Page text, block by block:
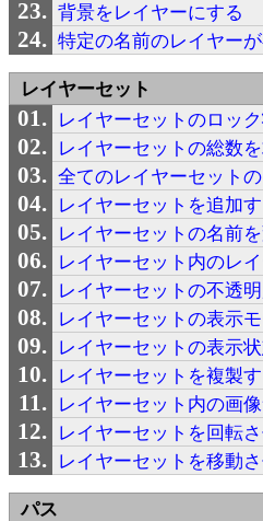
背景をレイヤーにする
特定の名前のレイヤー
レイヤーセット
レイヤーセットのロッ
レイヤーセットの総数
全てのレイヤーセット
レイヤーセットを追加
レイヤーセットの名前
レイヤーセット内のレ
レイヤーセットの不透
レイヤーセットの表示
レイヤーセットの表示
レイヤーセットを複製
レイヤーセット内の画
レイヤーセットを回転
レイヤーセットを移動
パス